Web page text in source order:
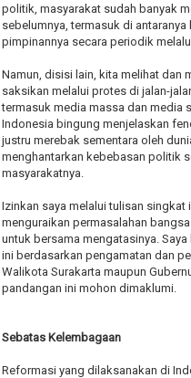
politik, masyarakat sudah banyak
sebelumnya, termasuk di
pimpinannya secara periodik
Namun, disisi lain, kita melihat dan
saksikan melalui protes di jalan-
termasuk media massa dan media
Indonesia bingung menjelaskan
justru merebak sementara oleh
menghantarkan kebebasan politik
masyarakatnya.
Izinkan saya melalui tulisan
menguraikan permasalahan
untuk bersama mengatasinya.
ini berdasarkan pengamatan dan
Walikota Surakarta maupun
pandangan ini mohon dimaklumi.
Sebatas Kelembagaan
Reformasi yang dilaksanakan di